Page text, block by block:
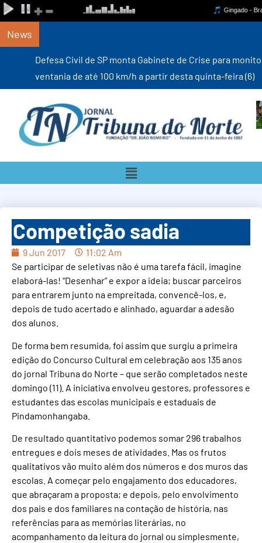
News
Defesa Civil de SP monta Gabinete de Crise para monitorar
ventania de até 100 km/h a partir desta quinta-feira (6)
Competição sadia
9 Jun 2017
11:02 Am
Se participar de seletivas não é uma tarefa fácil, imagine
elaborá-las! “Desenhar” e expor a ideia; buscar parceiros
para entrarem junto na empreitada, convencê-los, e,
depois de tudo acertado e alinhado, aguardar a adesão
dos alunos.
De forma bem resumida, foi assim que surgiu a primeira
edição do Concurso Cultural em celebração aos 135 anos
do jornal Tribuna do Norte – que serão completados neste
domingo (11). A iniciativa envolveu gestores, professores e
estudantes das escolas municipais e estaduais de
Pindamonhangaba.
De resultado quantitativo podemos somar 296 trabalhos
entregues e dois meses de atividades. Mas os frutos
qualitativos vão muito além dos números e dos muros das
escolas. A começar pelo engajamento dos educadores,
que abraçaram a proposta; e depois, pelo envolvimento
dos pais e dos familiares na contação de história, nas
referências para as memórias literárias, no
acompanhamento da leitura do jornal ou simplesmente,